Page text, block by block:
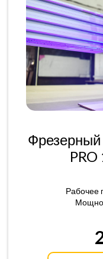
Рабочее